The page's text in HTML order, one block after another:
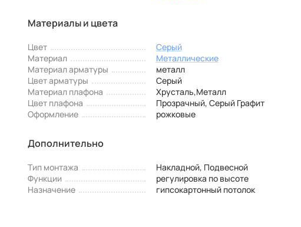
Материалы и цвета
Цвет
Серый
Материал
Металлические
Материал арматуры
металл
Цвет арматуры
Серый
Материал плафона
Хрусталь,Металл
Цвет плафона
Прозрачный, Серый Графит
Оформление
рожковые
Дополнительно
Тип монтажа
Накладной, Подвесной
Функции
регулировка по высоте
Назначение
гипсокартонный потолок